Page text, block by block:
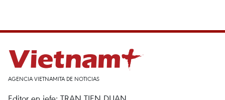
AGENCIA VIETNAMITA DE NOTICIAS